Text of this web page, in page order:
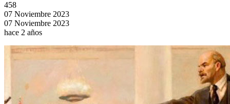
458
07 Noviembre 2023
07 Noviembre 2023
hace 2 años